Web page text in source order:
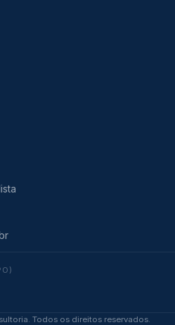
Todos os direitos reservados.